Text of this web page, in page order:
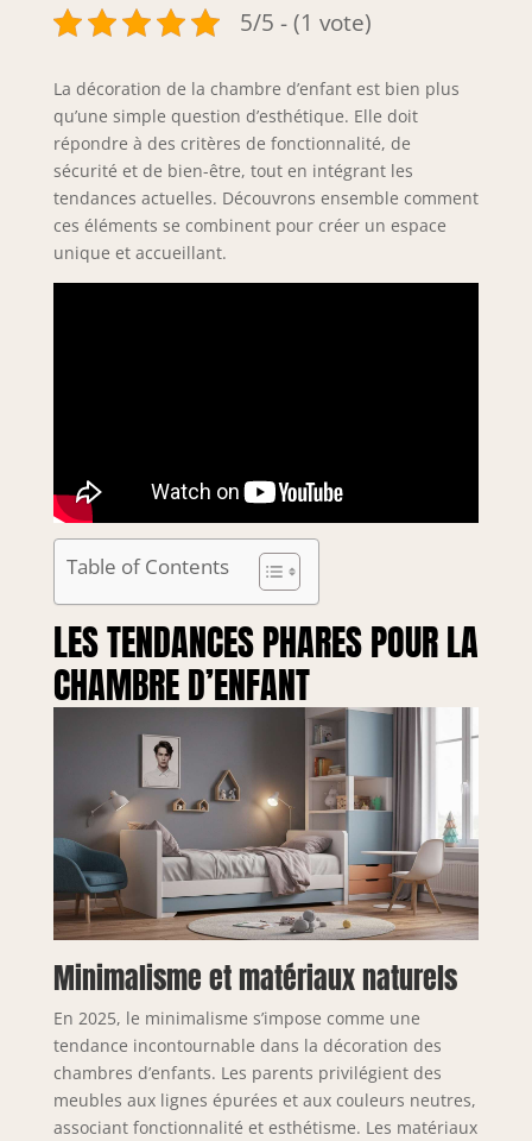
5/5 - (1 vote)
La décoration de la chambre d’enfant est bien plus
qu’une simple question d’esthétique. Elle doit
répondre à des critères de fonctionnalité, de
sécurité et de bien-être, tout en intégrant les
tendances actuelles. Découvrons ensemble comment
ces éléments se combinent pour créer un espace
unique et accueillant.
Table of Contents
LES TENDANCES PHARES POUR LA
CHAMBRE D’ENFANT
Minimalisme et matériaux naturels
En 2025, le minimalisme s’impose comme une
tendance incontournable dans la décoration des
chambres d’enfants. Les parents privilégient des
meubles aux lignes épurées et aux couleurs neutres,
associant fonctionnalité et esthétisme. Les matériaux